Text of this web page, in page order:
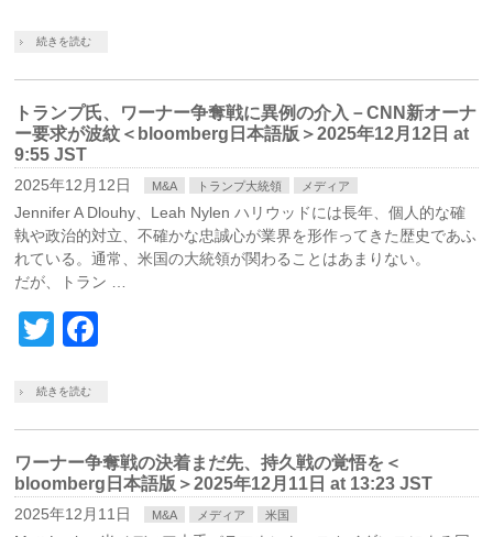
続きを読む
トランプ氏、ワーナー争奪戦に異例の介入－CNN新オーナ
ー要求が波紋＜bloomberg日本語版＞2025年12月12日 at
9:55 JST
2025年12月12日 M&A トランプ大統領 メディア
Jennifer A Dlouhy、Leah Nylen ハリウッドには長年、個人的な確
執や政治的対立、不確かな忠誠心が業界を形作ってきた歴史であふ
れている。通常、米国の大統領が関わることはあまりない。
だが、トラン …
Twitter
続きを読む
ワーナー争奪戦の決着まだ先、持久戦の覚悟を＜
bloomberg日本語版＞2025年12月11日 at 13:23 JST
2025年12月11日 M&A メディア 米国